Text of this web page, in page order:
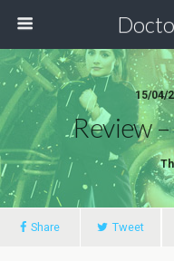
15/04/
Review
Share Tweet